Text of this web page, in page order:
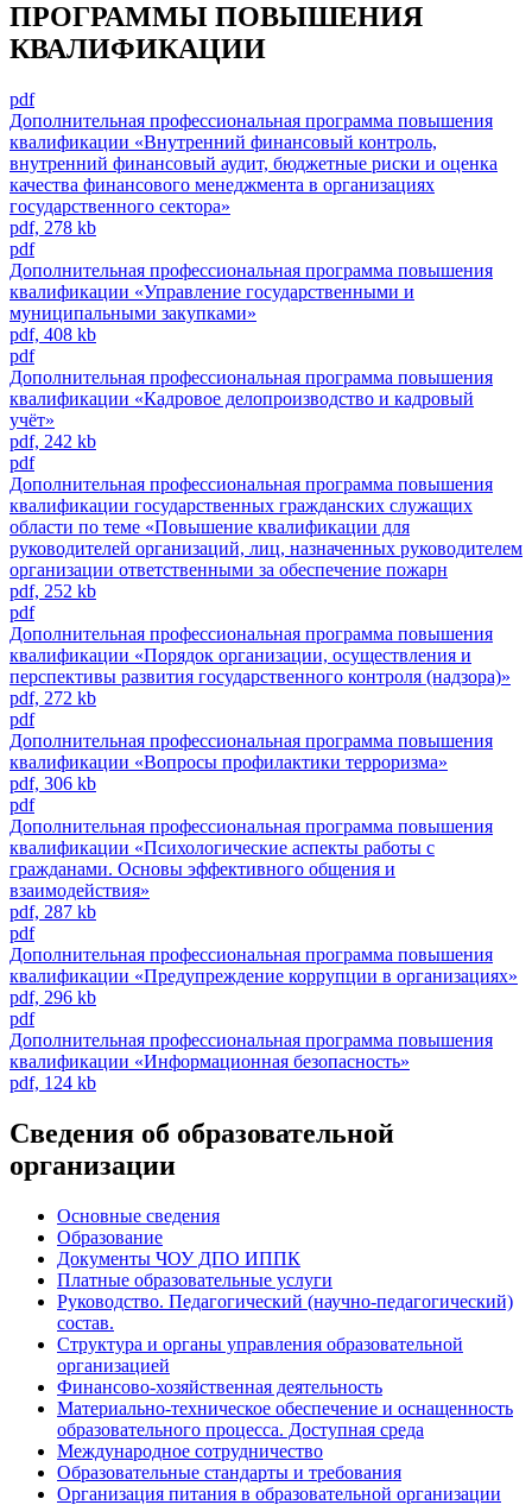
ПРОГРАММЫ ПОВЫШЕНИЯ
КВАЛИФИКАЦИИ
pdf
Дополнительная профессиональная программа повышения
квалификации «Внутренний финансовый контроль,
внутренний финансовый аудит, бюджетные риски и оценка
качества финансового менеджмента в организациях
государственного сектора»
pdf, 278 kb
pdf
Дополнительная профессиональная программа повышения
квалификации «Управление государственными и
муниципальными закупками»
pdf, 408 kb
pdf
Дополнительная профессиональная программа повышения
квалификации «Кадровое делопроизводство и кадровый
учёт»
pdf, 242 kb
pdf
Дополнительная профессиональная программа повышения
квалификации государственных гражданских служащих
области по теме «Повышение квалификации для
руководителей организаций, лиц, назначенных руководителем
организации ответственными за обеспечение пожарн
pdf, 252 kb
pdf
Дополнительная профессиональная программа повышения
квалификации «Порядок организации, осуществления и
перспективы развития государственного контроля (надзора)»
pdf, 272 kb
pdf
Дополнительная профессиональная программа повышения
квалификации «Вопросы профилактики терроризма»
pdf, 306 kb
pdf
Дополнительная профессиональная программа повышения
квалификации «Психологические аспекты работы с
гражданами. Основы эффективного общения и
взаимодействия»
pdf, 287 kb
pdf
Дополнительная профессиональная программа повышения
квалификации «Предупреждение коррупции в организациях»
pdf, 296 kb
pdf
Дополнительная профессиональная программа повышения
квалификации «Информационная безопасность»
pdf, 124 kb
Сведения об образовательной
организации
Основные сведения
Образование
Документы ЧОУ ДПО ИППК
Платные образовательные услуги
Руководство. Педагогический (научно-педагогический)
состав.
Структура и органы управления образовательной
организацией
Финансово-хозяйственная деятельность
Материально-техническое обеспечение и оснащенность
образовательного процесса. Доступная среда
Международное сотрудничество
Образовательные стандарты и требования
Организация питания в образовательной организации